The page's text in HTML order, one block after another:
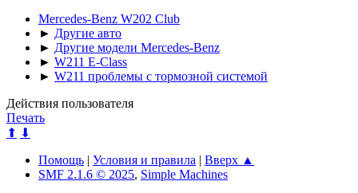
Mercedes-Benz W202 Club
► Другие авто
► Другие модели Mercedes-Benz
► W211 E-Class
► W211 проблемы с тормозной системой
Действия пользователя
Печать
⬆ ⬇
Помощь | Условия и правила | Вверх ▲
SMF 2.1.6 © 2025, Simple Machines